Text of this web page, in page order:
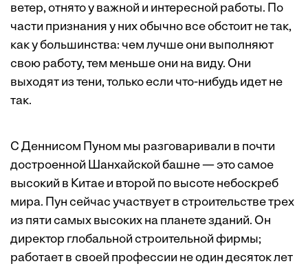
ветер, отнято у важной и интересной работы. По
части ­признания у них обычно все обстоит не так,
как у большинства: чем лучше они выполняют
свою работу, тем меньше они на виду. Они
выходят из тени, только если что-нибудь идет не
так.
С Деннисом Пуном мы разговаривали в почти
достроенной Шанхайской башне — это самое
высокий в Китае и второй по высоте небоскреб
мира. Пун сейчас участвует в строительстве трех
из пяти самых высоких на планете зданий. Он
директор глобальной строительной фирмы;
работает в своей профессии не один десяток лет